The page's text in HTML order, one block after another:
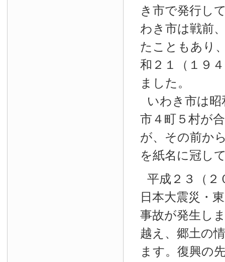
き市で発行し
わき市は戦前
たこともあり
和２１（１９
ました。
いわき市は昭
市４町５村が
が、その前か
を紙名に冠し
平成２３（２
日本大震災・
事故が発生し
越え、郷土の
ます。復興の